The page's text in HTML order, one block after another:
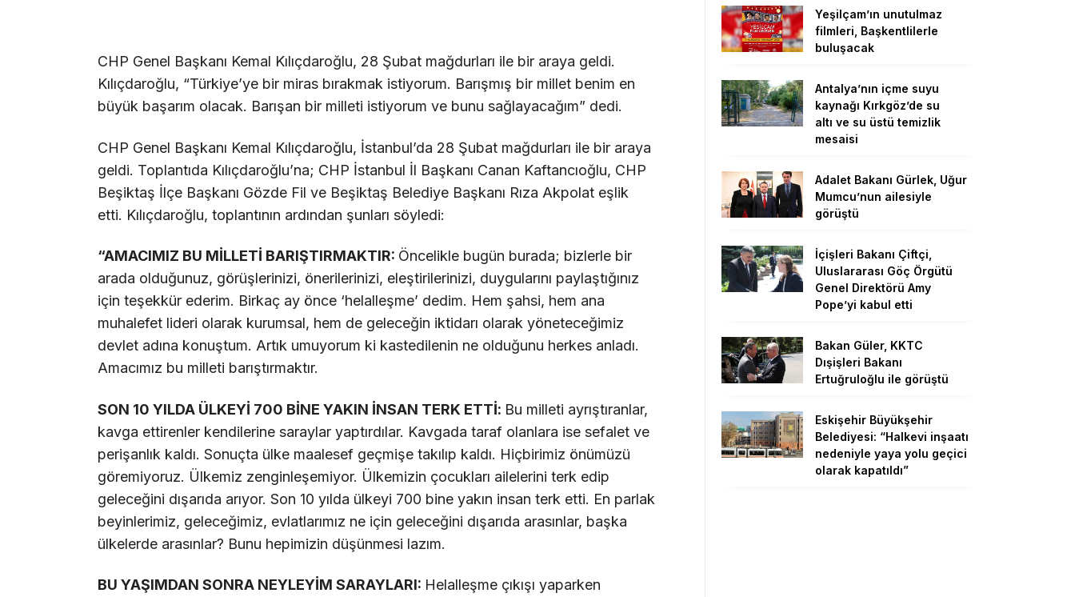
CHP Genel Başkanı Kemal Kılıçdaroğlu, 28 Şubat mağdurları ile bir araya geldi.
Kılıçdaroğlu, “Türkiye’ye bir miras bırakmak istiyorum. Barışmış bir millet benim en
büyük başarım olacak. Barışan bir milleti istiyorum ve bunu sağlayacağım” dedi.
CHP Genel Başkanı Kemal Kılıçdaroğlu, İstanbul’da 28 Şubat mağdurları ile bir araya
geldi. Toplantıda Kılıçdaroğlu’na; CHP İstanbul İl Başkanı Canan Kaftancıoğlu, CHP
Beşiktaş İlçe Başkanı Gözde Fil ve Beşiktaş Belediye Başkanı Rıza Akpolat eşlik
etti. Kılıçdaroğlu, toplantının ardından şunları söyledi:
“AMACIMIZ BU MİLLETİ BARIŞTIRMAKTIR: Öncelikle bugün burada; bizlerle bir
arada olduğunuz, görüşlerinizi, önerilerinizi, eleştirilerinizi, duygularını paylaştığınız
için teşekkür ederim. Birkaç ay önce ‘helalleşme’ dedim. Hem şahsi, hem ana
muhalefet lideri olarak kurumsal, hem de geleceğin iktidarı olarak yöneteceğimiz
devlet adına konuştum. Artık umuyorum ki kastedilenin ne olduğunu herkes anladı.
Amacımız bu milleti barıştırmaktır.
SON 10 YILDA ÜLKEYİ 700 BİNE YAKIN İNSAN TERK ETTİ: Bu milleti ayrıştıranlar,
kavga ettirenler kendilerine saraylar yaptırdılar. Kavgada taraf olanlara ise sefalet ve
perişanlık kaldı. Sonuçta ülke maalesef geçmişe takılıp kaldı. Hiçbirimiz önümüzü
göremiyoruz. Ülkemiz zenginleşemiyor. Ülkemizin çocukları ailelerini terk edip
geleceğini dışarıda arıyor. Son 10 yılda ülkeyi 700 bine yakın insan terk etti. En parlak
beyinlerimiz, geleceğimiz, evlatlarımız ne için geleceğini dışarıda arasınlar, başka
ülkelerde arasınlar? Bunu hepimizin düşünmesi lazım.
BU YAŞIMDAN SONRA NEYLEYİM SARAYLARI: Helalleşme çıkışı yaparken
Yeşilçam’ın unutulmaz
filmleri, Başkentlilerle
buluşacak
Antalya’nın içme suyu
kaynağı Kırkgöz’de su
altı ve su üstü temizlik
mesaisi
Adalet Bakanı Gürlek, Uğur
Mumcu’nun ailesiyle
görüştü
İçişleri Bakanı Çiftçi,
Uluslararası Göç Örgütü
Genel Direktörü Amy
Pope’yi kabul etti
Bakan Güler, KKTC
Dışişleri Bakanı
Ertuğruloğlu ile görüştü
Eskişehir Büyükşehir
Belediyesi: “Halkevi inşaatı
nedeniyle yaya yolu geçici
olarak kapatıldı”